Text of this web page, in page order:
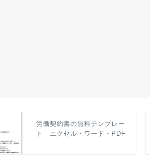
労働契約書の無料テンプレー
ト エクセル・ワード・PDF